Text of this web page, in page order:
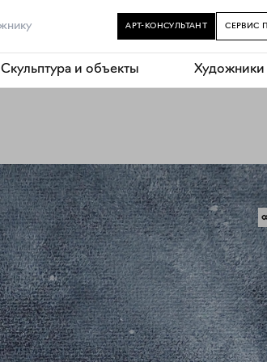
АРТ-КОНСУЛЬТАНТ СЕРВИС
Скульптура и объекты Художники